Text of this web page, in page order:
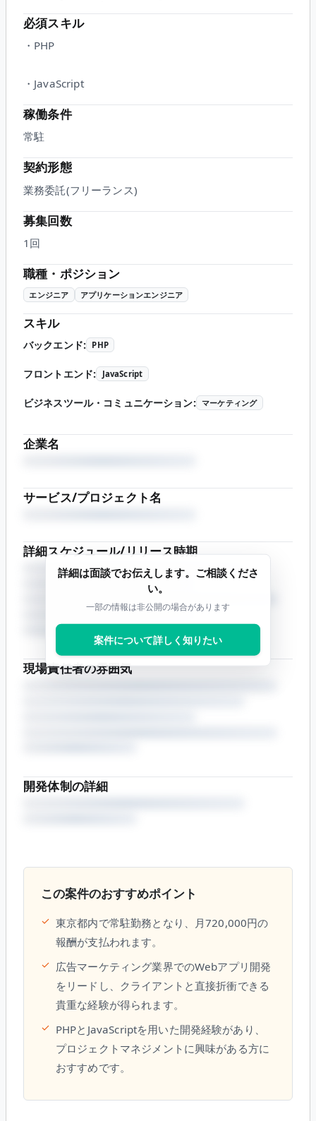
必須スキル
・PHP
・JavaScript
稼働条件
常駐
契約形態
業務委託(フリーランス)
募集回数
1回
職種・ポジション
エンジニア アプリケーションエンジニア
スキル
バックエンド: PHP
フロントエンド: JavaScript
ビジネスツール・コミュニケーション: マーケティング
企業名
サービス/プロジェクト名
詳細スケジュール/リリース時期
現場責任者の雰囲気
開発体制の詳細
詳細は面談でお伝えします。ご相談くださ
い。
一部の情報は非公開の場合があります
案件について詳しく知りたい
この案件のおすすめポイント
✓ 東京都内で常駐勤務となり、月720,000円の
報酬が支払われます。
✓ 広告マーケティング業界でのWebアプリ開発
をリードし、クライアントと直接折衝できる
貴重な経験が得られます。
✓ PHPとJavaScriptを用いた開発経験があり、
プロジェクトマネジメントに興味がある方に
おすすめです。